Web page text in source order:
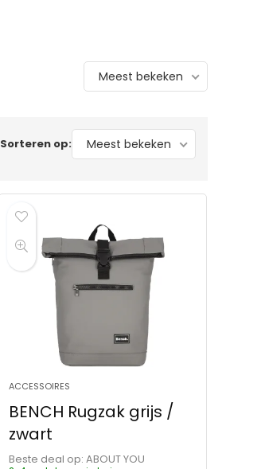
Meest bekeken
Sorteren op: Meest bekeken
ACCESSOIRES
BENCH Rugzak grijs /
zwart
Beste deal op:
ABOUT YOU